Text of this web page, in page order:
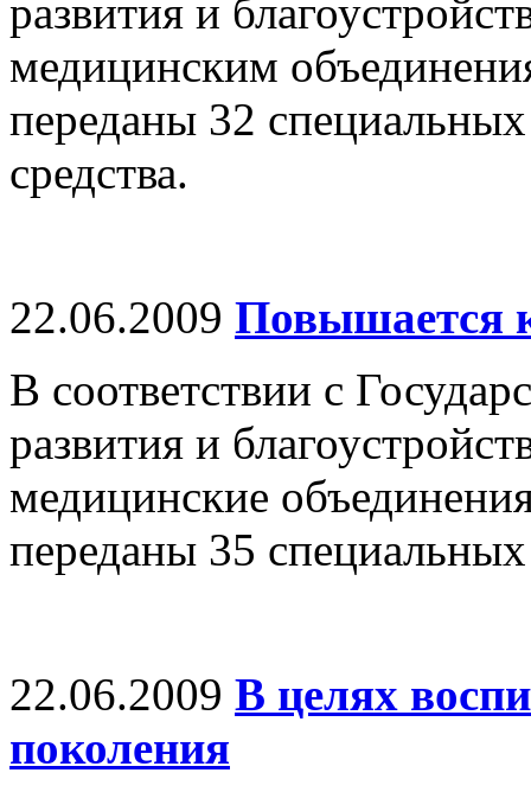
развития и
медицинским
переданы 32
средства.
22.06.2009 Повышается
В соответствии с
развития и
медицинские
переданы 35
22.06.2009 В целях
поколения